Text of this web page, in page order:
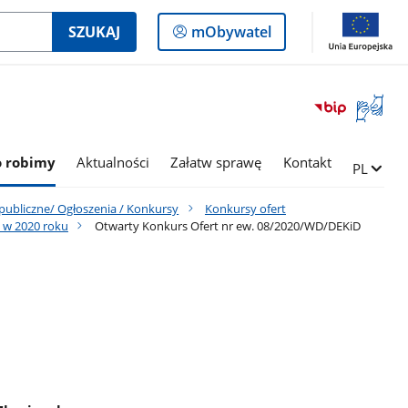
SZUKAJ
Logowanie
do
mObywatel
Otwórz
okno
języka
robimy Aktualności Załatw sprawę Kontakt Zmień
PL
Ogłoszenia / Konkursy
Konkursy ofert
2020 roku
Otwarty Konkurs Ofert nr ew. 08/2020/WD/DEKiD